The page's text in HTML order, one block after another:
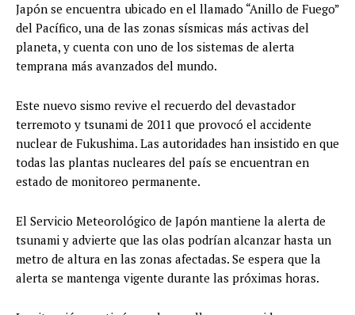
Japón se encuentra ubicado en el llamado “Anillo de Fuego”
del Pacífico, una de las zonas sísmicas más activas del
planeta, y cuenta con uno de los sistemas de alerta
temprana más avanzados del mundo.
Este nuevo sismo revive el recuerdo del devastador
terremoto y tsunami de 2011 que provocó el accidente
nuclear de Fukushima. Las autoridades han insistido en que
todas las plantas nucleares del país se encuentran en
estado de monitoreo permanente.
El Servicio Meteorológico de Japón mantiene la alerta de
tsunami y advierte que las olas podrían alcanzar hasta un
metro de altura en las zonas afectadas. Se espera que la
alerta se mantenga vigente durante las próximas horas.